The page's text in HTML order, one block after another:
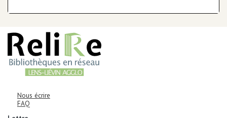
AUTRES INFORMATIONS ET MENTIONS LÉGALES
Corps
Informations de contact
Nous écrire
FAQ